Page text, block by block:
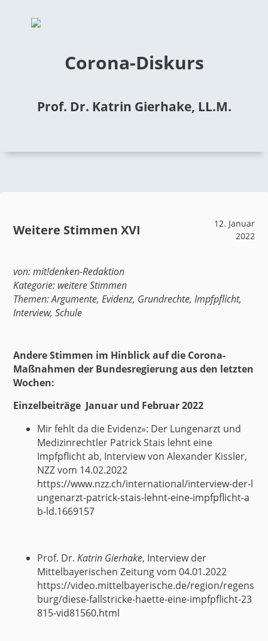
Corona-Diskurs
Prof. Dr. Katrin Gierhake, LL.M.
Weitere Stimmen XVI
12. Januar
2022
von:mit!denken-Redaktion
Kategorie: weitere Stimmen
Themen:Argumente,Evidenz, Grundrechte,Impfpflicht,
Interview,Schule
Andere Stimmen im Hinblick auf die Corona-
Maßnahmen der Bundesregierung aus den letzten
Wochen:
Einzelbeiträge Januar und Februar 2022
Mir fehlt da die Evidenz»: Der Lungenarzt und
Medizinrechtler Patrick Stais lehnt eine
Impfpflicht ab, Interview von Alexander Kissler,
NZZ vom 14.02.2022
https://www.nzz.ch/international/interview-der-l
ungenarzt-patrick-stais-lehnt-eine-impfpflicht-a
b-ld.1669157
Prof. Dr.Katrin Gierhake, Interview der
Mittelbayerischen Zeitung vom 04.01.2022
https://video.mittelbayerische.de/region/regens
burg/diese-fallstricke-haette-eine-impfpflicht-23
815-vid81560.html